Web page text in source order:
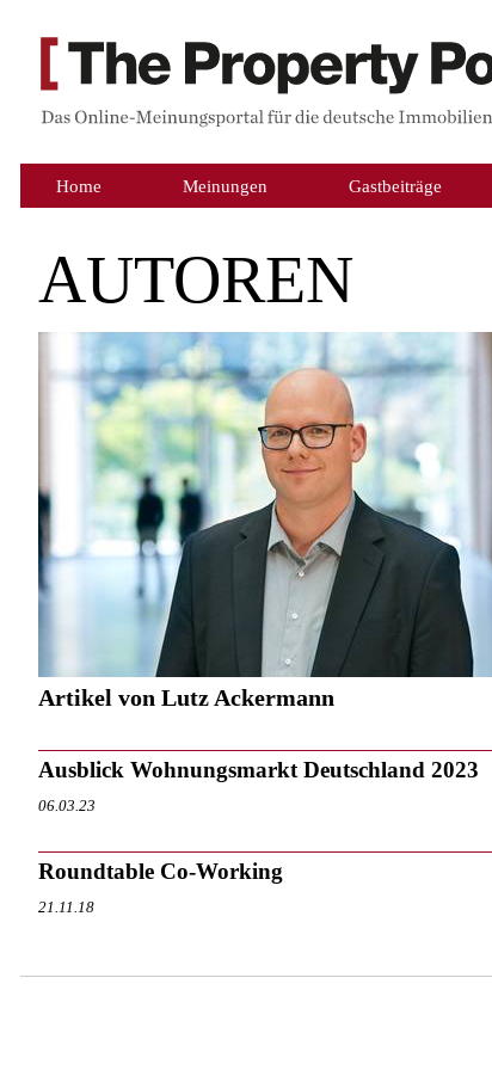
Home Meinungen Gastbeiträge
AUTOREN
Artikel von Lutz Ackermann
Ausblick Wohnungsmarkt Deutschland 2023
06.03.23
Roundtable Co-Working
21.11.18